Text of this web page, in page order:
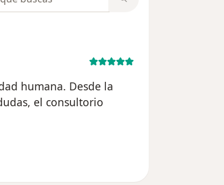
humana. Desde la
el consultorio
María